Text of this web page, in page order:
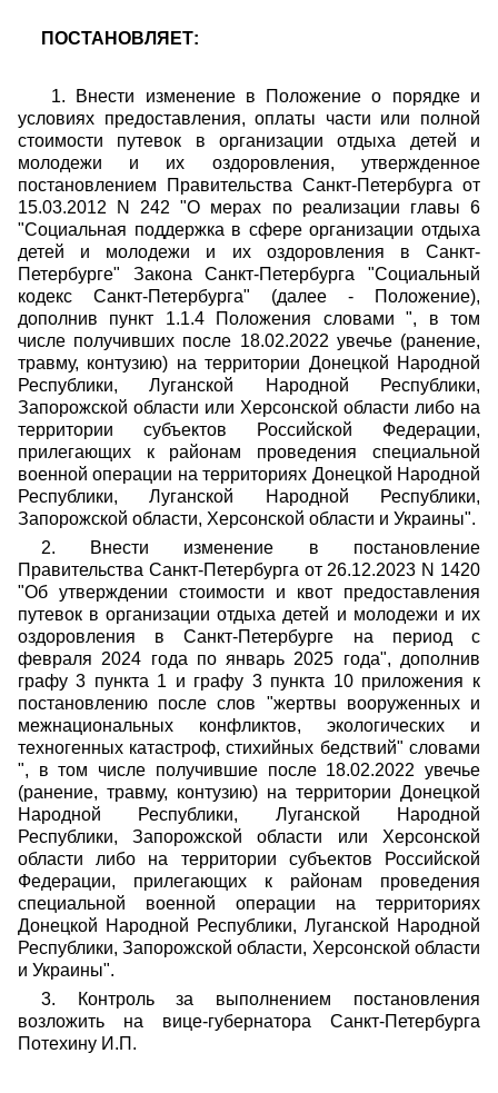
ПОСТАНОВЛЯЕТ:
1. Внести изменение в Положение о порядке и
условиях предоставления, оплаты части или полной
стоимости путевок в организации отдыха детей и
молодежи и их оздоровления, утвержденное
постановлением Правительства Санкт-Петербурга от
15.03.2012 N 242 "О мерах по реализации главы 6
"Социальная поддержка в сфере организации отдыха
детей и молодежи и их оздоровления в Санкт-
Петербурге" Закона Санкт-Петербурга "Социальный
кодекс Санкт-Петербурга" (далее - Положение),
дополнив пункт 1.1.4 Положения словами ", в том
числе получивших после 18.02.2022 увечье (ранение,
травму, контузию) на территории Донецкой Народной
Республики, Луганской Народной Республики,
Запорожской области или Херсонской области либо на
территории субъектов Российской Федерации,
прилегающих к районам проведения специальной
военной операции на территориях Донецкой Народной
Республики, Луганской Народной Республики,
Запорожской области, Херсонской области и Украины".
2. Внести изменение в постановление
Правительства Санкт-Петербурга от 26.12.2023 N 1420
"Об утверждении стоимости и квот предоставления
путевок в организации отдыха детей и молодежи и их
оздоровления в Санкт-Петербурге на период с
февраля 2024 года по январь 2025 года", дополнив
графу 3 пункта 1 и графу 3 пункта 10 приложения к
постановлению после слов "жертвы вооруженных и
межнациональных конфликтов, экологических и
техногенных катастроф, стихийных бедствий" словами
", в том числе получившие после 18.02.2022 увечье
(ранение, травму, контузию) на территории Донецкой
Народной Республики, Луганской Народной
Республики, Запорожской области или Херсонской
области либо на территории субъектов Российской
Федерации, прилегающих к районам проведения
специальной военной операции на территориях
Донецкой Народной Республики, Луганской Народной
Республики, Запорожской области, Херсонской области
и Украины".
3. Контроль за выполнением постановления
возложить на вице-губернатора Санкт-Петербурга
Потехину И.П.